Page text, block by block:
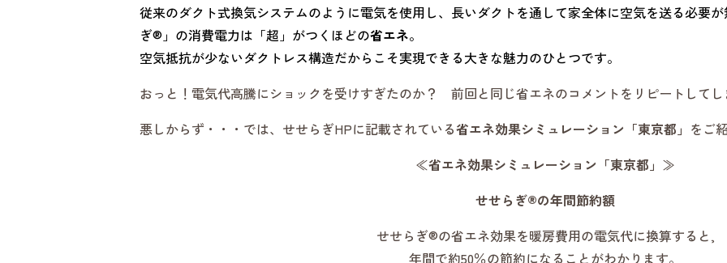
従来のダクト式換気システムのように電気を使用し、長いダクトを通して家全体に空気を送る必要
ぎ®」の消費電力は「超」がつくほどの省エネ。
空気抵抗が少ないダクトレス構造だからこそ実現できる大きな魅力のひとつです。
おっと！電気代高騰にショックを受けすぎたのか？ 前回と同じ省エネのコメントをリピートして
悪しからず・・・では、せせらぎHPに記載されている省エネ効果シミュレーション「東京都」 をご
≪省エネ効果シミュレーション「東京都」 ≫
せせらぎ®の年間節約額
せせらぎ®の省エネ効果を暖房費用の電気代に換算すると,
年間で約50％の節約になることがわかります。